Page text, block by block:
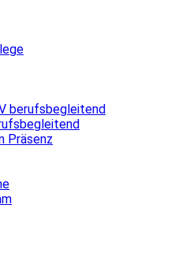
berufsbegleitend
Präsenz